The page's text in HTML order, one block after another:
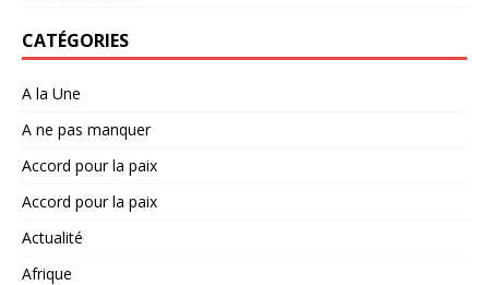
CATÉGORIES
A la Une
A ne pas manquer
Accord pour la paix
Accord pour la paix
Actualité
Afrique